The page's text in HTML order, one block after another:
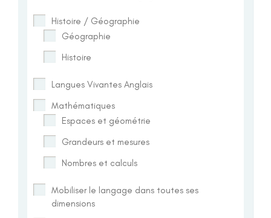
Histoire / Géographie
Géographie
Histoire
Langues Vivantes Anglais
Mathématiques
Espaces et géométrie
Grandeurs et mesures
Nombres et calculs
Mobiliser le langage dans toutes ses
dimensions